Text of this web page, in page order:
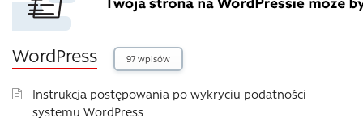
WordPress 97 wpisów
Instrukcja postępowania po wykryciu podatności
systemu WordPress